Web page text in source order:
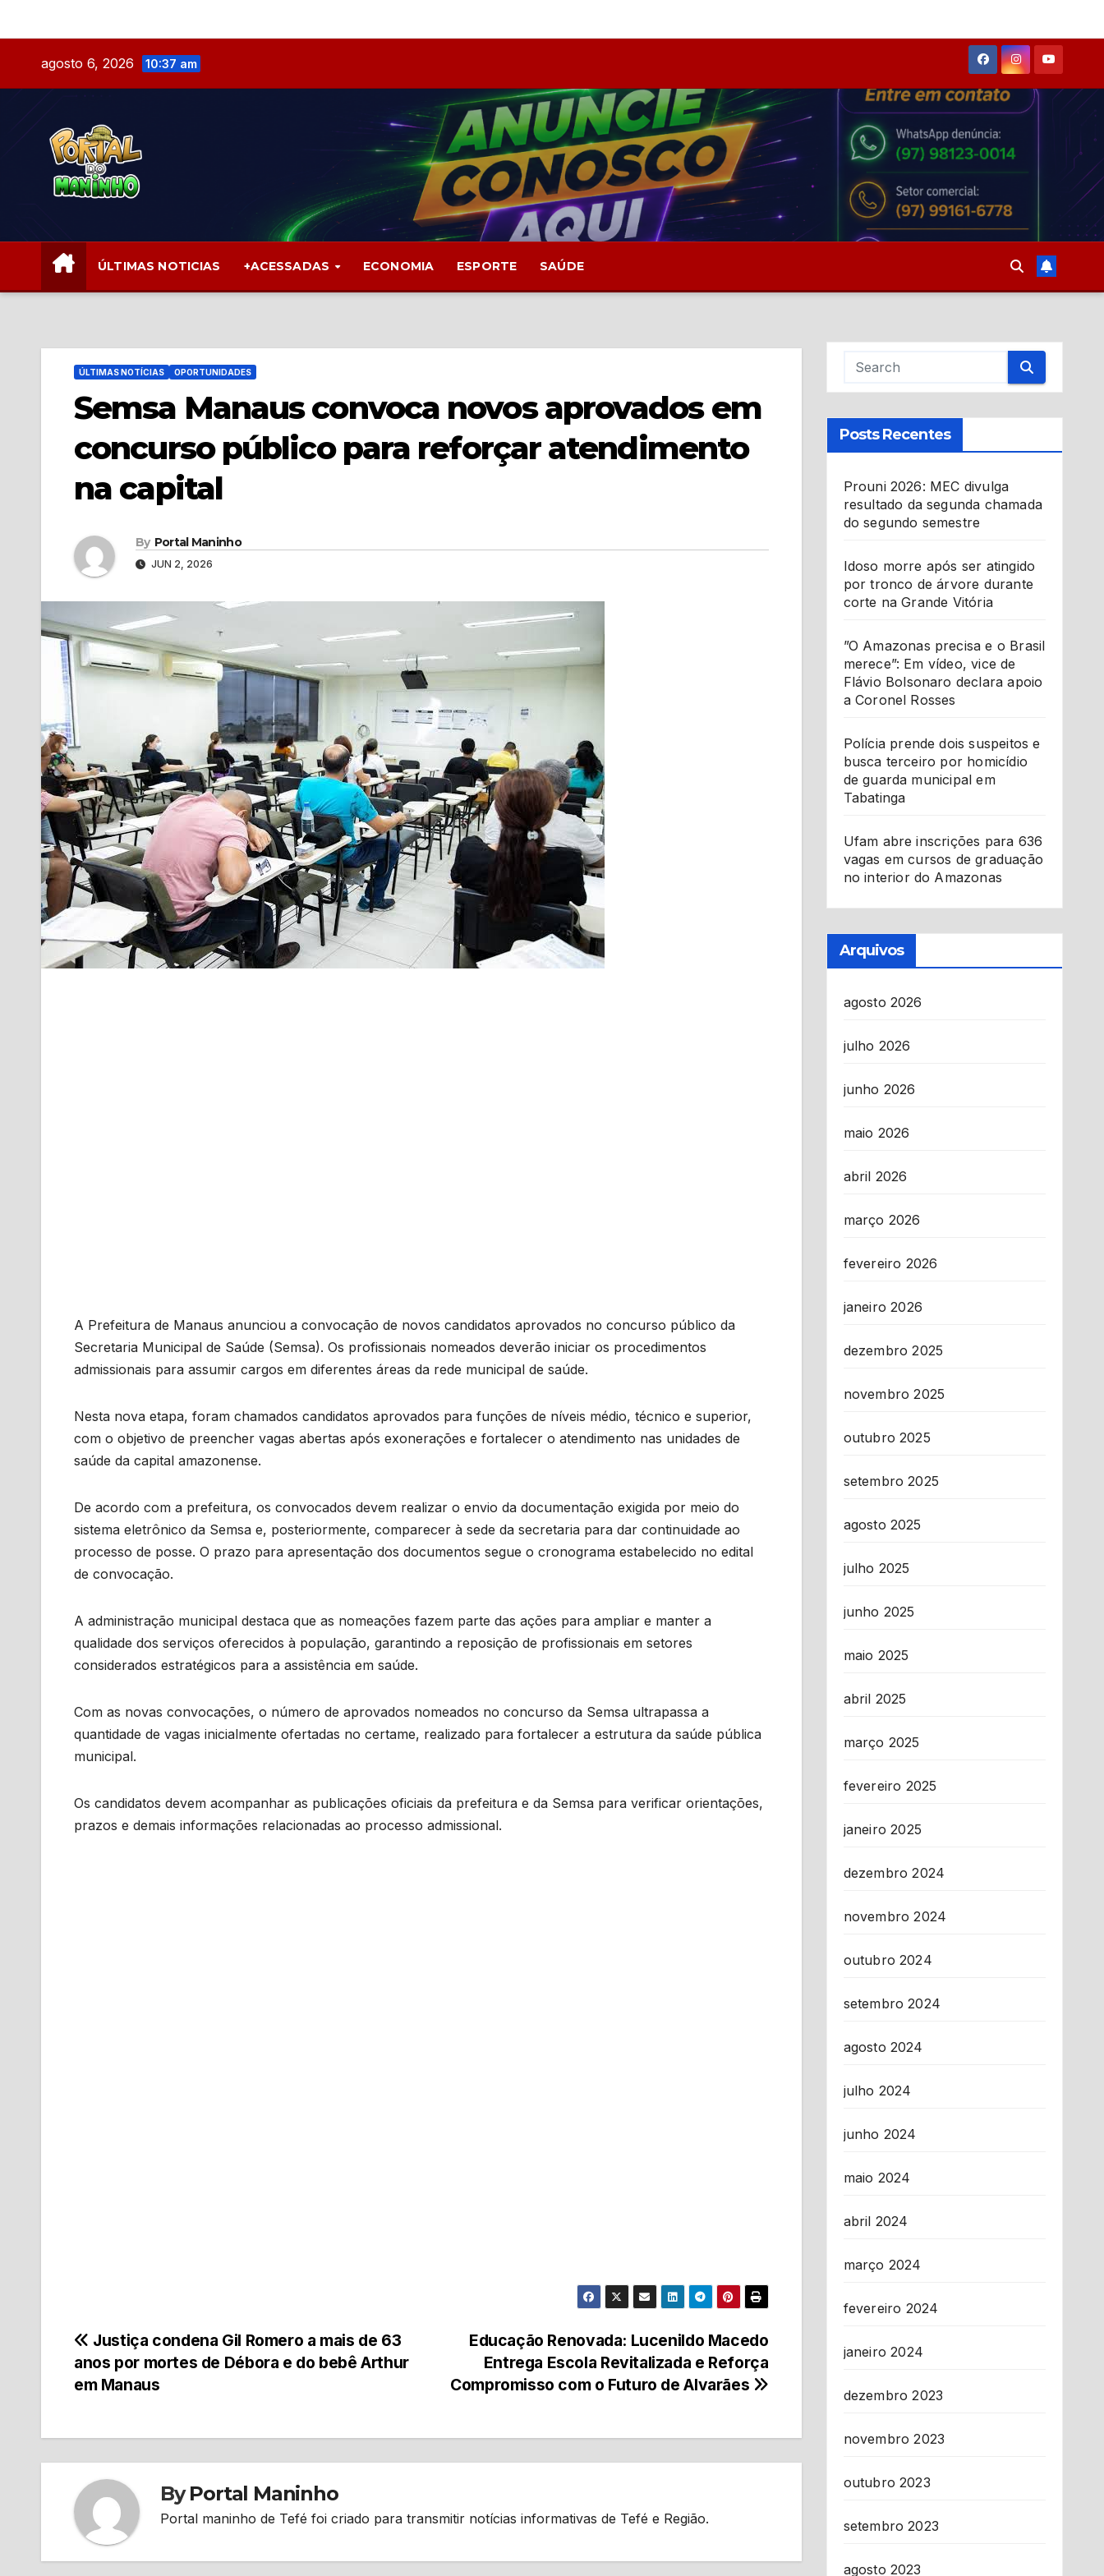
to
contentagosto 6, 2026 10:37 am
ÚLTIMAS NOTICIAS +ACESSADAS ECONOMIA ESPORTE SAÚDE
ÚLTIMAS NOTÍCIAS OPORTUNIDADES
Semsa Manaus convoca novos aprovados em
concurso público para reforçar atendimento
na capital
By Portal Maninho
JUN 2, 2026
A Prefeitura de Manaus anunciou a convocação de novos candidatos aprovados no concurso público da
Secretaria Municipal de Saúde (Semsa). Os profissionais nomeados deverão iniciar os procedimentos
admissionais para assumir cargos em diferentes áreas da rede municipal de saúde.
Nesta nova etapa, foram chamados candidatos aprovados para funções de níveis médio, técnico e superior,
com o objetivo de preencher vagas abertas após exonerações e fortalecer o atendimento nas unidades de
saúde da capital amazonense.
De acordo com a prefeitura, os convocados devem realizar o envio da documentação exigida por meio do
sistema eletrônico da Semsa e, posteriormente, comparecer à sede da secretaria para dar continuidade ao
processo de posse. O prazo para apresentação dos documentos segue o cronograma estabelecido no edital
de convocação.
A administração municipal destaca que as nomeações fazem parte das ações para ampliar e manter a
qualidade dos serviços oferecidos à população, garantindo a reposição de profissionais em setores
considerados estratégicos para a assistência em saúde.
Com as novas convocações, o número de aprovados nomeados no concurso da Semsa ultrapassa a
quantidade de vagas inicialmente ofertadas no certame, realizado para fortalecer a estrutura da saúde pública
municipal.
Os candidatos devem acompanhar as publicações oficiais da prefeitura e da Semsa para verificar orientações,
prazos e demais informações relacionadas ao processo admissional.
Navegação
de
Educação Renovada: Lucenildo Macedo
Entrega Escola Revitalizada e Reforça
Compromisso com o Futuro de Alvarães
Justiça condena Gil Romero a mais de 63
anos por mortes de Débora e do bebê Arthur
em Manaus
ByPortal Maninho
Portal maninho de Tefé foi criado para transmitir notícias informativas de Tefé e Região.
Posts Recentes
Prouni 2026: MEC divulga
resultado da segunda chamada
do segundo semestre
Idoso morre após ser atingido
por tronco de árvore durante
corte na Grande Vitória
”O Amazonas precisa e o Brasil
merece”: Em vídeo, vice de
Flávio Bolsonaro declara apoio
a Coronel Rosses
Polícia prende dois suspeitos e
busca terceiro por homicídio
de guarda municipal em
Tabatinga
Ufam abre inscrições para 636
vagas em cursos de graduação
no interior do Amazonas
Arquivos
agosto 2026
julho 2026
junho 2026
maio 2026
abril 2026
março 2026
fevereiro 2026
janeiro 2026
dezembro 2025
novembro 2025
outubro 2025
setembro 2025
agosto 2025
julho 2025
junho 2025
maio 2025
abril 2025
março 2025
fevereiro 2025
janeiro 2025
dezembro 2024
novembro 2024
outubro 2024
setembro 2024
agosto 2024
julho 2024
junho 2024
maio 2024
abril 2024
março 2024
fevereiro 2024
janeiro 2024
dezembro 2023
novembro 2023
outubro 2023
setembro 2023
agosto 2023